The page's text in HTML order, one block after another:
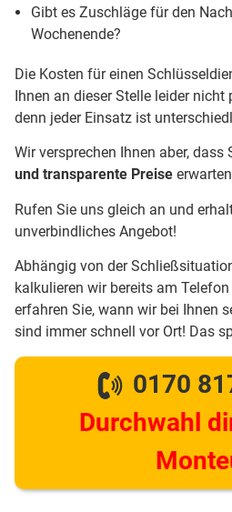
Gibt es Zuschläge für den
Wochenende?
Die Kosten für einen
Ihnen an dieser Stelle leider
denn jeder Einsatz ist
Wir versprechen Ihnen aber, dass
und transparente Preise
Rufen Sie uns gleich an und
unverbindliches Angebot!
Abhängig von der
kalkulieren wir bereits am
erfahren Sie, wann wir bei Ihnen
sind immer schnell vor Ort! Das
0170
Durchwahl